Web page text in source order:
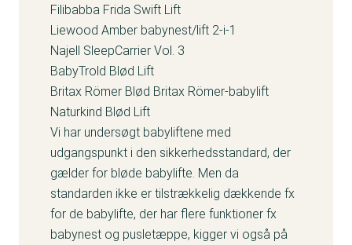
Filibabba Frida Swift Lift
Liewood Amber babynest/lift 2-i-1
Najell SleepCarrier Vol. 3
BabyTrold Blød Lift
Britax Römer Blød Britax Römer-babylift
Naturkind Blød Lift
Vi har undersøgt babyliftene med
udgangspunkt i den sikkerhedsstandard, der
gælder for bløde babylifte. Men da
standarden ikke er tilstrækkelig dækkende fx
for de babylifte, der har flere funktioner fx
babynest og pusletæppe, kigger vi også på